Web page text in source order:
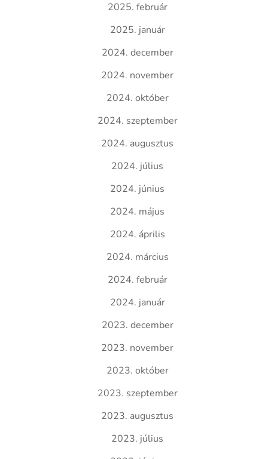
2025. február
2025. január
2024. december
2024. november
2024. október
2024. szeptember
2024. augusztus
2024. július
2024. június
2024. május
2024. április
2024. március
2024. február
2024. január
2023. december
2023. november
2023. október
2023. szeptember
2023. augusztus
2023. július